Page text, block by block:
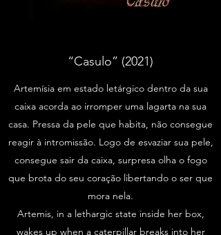
“Casulo” (2021)
Artemísia em estado letárgico dentro da sua
caixa acorda ao irromper uma lagarta na sua
casa. Pressa da pele que habita, não consegue
reagir à intromissão. Logo de esvaziar sua pele,
consegue sair da caixa, surpresa olha o fogo
que brota do seu coração libertando o ser que
mora nela.
Artemis, in a lethargic state inside her box,
wakes up when a caterpillar breaks into her